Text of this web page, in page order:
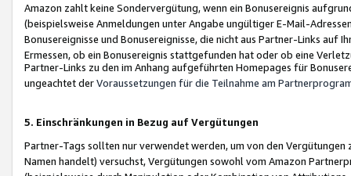
Amazon zahlt keine Sondervergütung, wenn ein Bonusereignis
(beispielsweise Anmeldungen unter Angabe ungültiger E-Mail-
Bonusereignisse und Bonusereignisse, die nicht aus Partner-Links auf
Ermessen, ob ein Bonusereignis stattgefunden hat oder ob eine
Partner-Links zu den im Anhang aufgeführten Homepages für
ungeachtet derVoraussetzungen für die Teilnahme am
5. Einschränkungen in Bezug auf Vergütungen
Partner-Tags sollten nur verwendet werden, um von den
Namen handelt) versuchst, Vergütungen sowohl vom Amazon